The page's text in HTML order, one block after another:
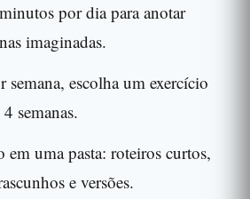
por dia para anotar
imaginadas.
semana, escolha um exercício
semanas.
em uma pasta: roteiros curtos,
e versões.